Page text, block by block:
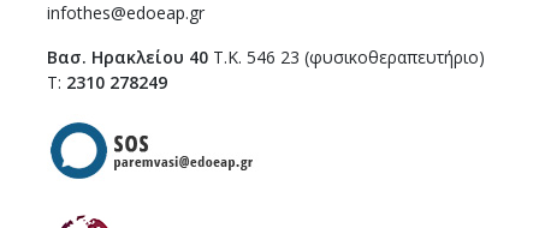
infothes@edoeap.gr
Βασ. Ηρακλείου 40 Τ.Κ. 546 23 (φυσικοθεραπευτήριο)
Τ: 2310 278249